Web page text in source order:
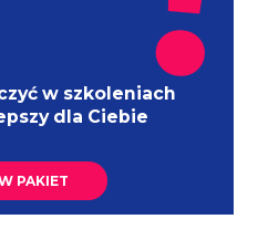
w szkoleniach
dla Ciebie
PAKIET